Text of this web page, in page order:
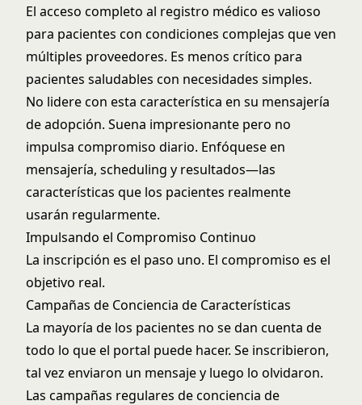
El acceso completo al registro médico es valioso
para pacientes con condiciones complejas que ven
múltiples proveedores. Es menos crítico para
pacientes saludables con necesidades simples.
No lidere con esta característica en su mensajería
de adopción. Suena impresionante pero no
impulsa compromiso diario. Enfóquese en
mensajería, scheduling y resultados—las
características que los pacientes realmente
usarán regularmente.
Impulsando el Compromiso Continuo
La inscripción es el paso uno. El compromiso es el
objetivo real.
Campañas de Conciencia de Características
La mayoría de los pacientes no se dan cuenta de
todo lo que el portal puede hacer. Se inscribieron,
tal vez enviaron un mensaje y luego lo olvidaron.
Las campañas regulares de conciencia de